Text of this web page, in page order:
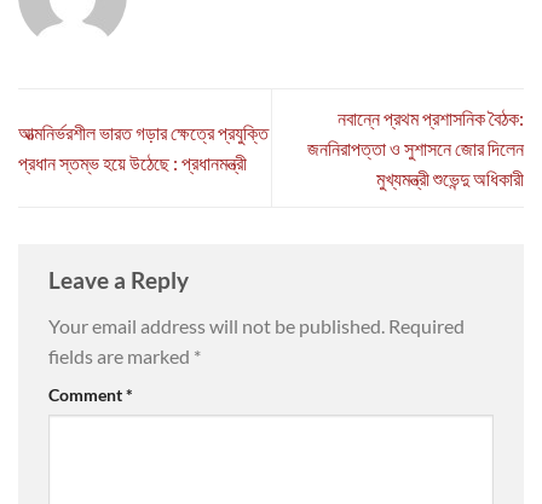
আত্মনির্ভরশীল ভারত গড়ার ক্ষেত্রে প্রযুক্তি
প্রধান স্তম্ভ হয়ে উঠেছে : প্রধানমন্ত্রী
নবান্নে প্রথম প্রশাসনিক বৈঠক:
জননিরাপত্তা ও সুশাসনে জোর দিলেন
মুখ্যমন্ত্রী শুভেন্দু অধিকারী
Leave a Reply
Your email address will not be published. Required
fields are marked *
Comment*